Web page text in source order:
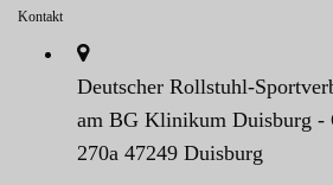
Kontakt
Deutscher Rollstuhl-
am BG Klinikum Duisburg -
270a 47249 Duisburg